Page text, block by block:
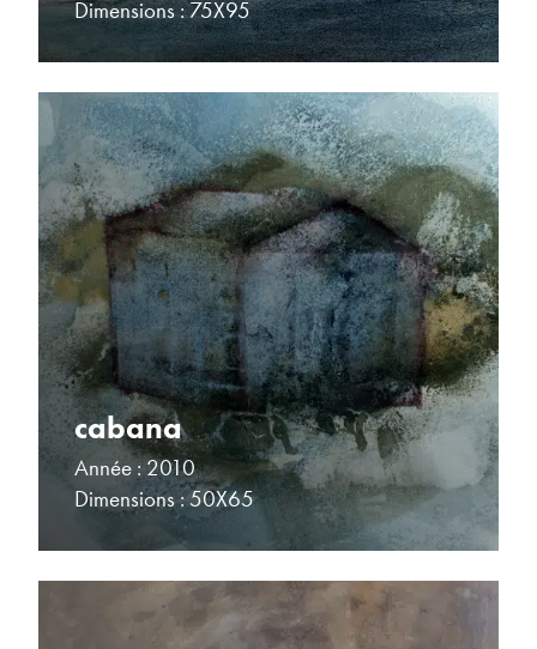
Dimensions : 75X95
cabana
Année : 2010
Dimensions : 50X65